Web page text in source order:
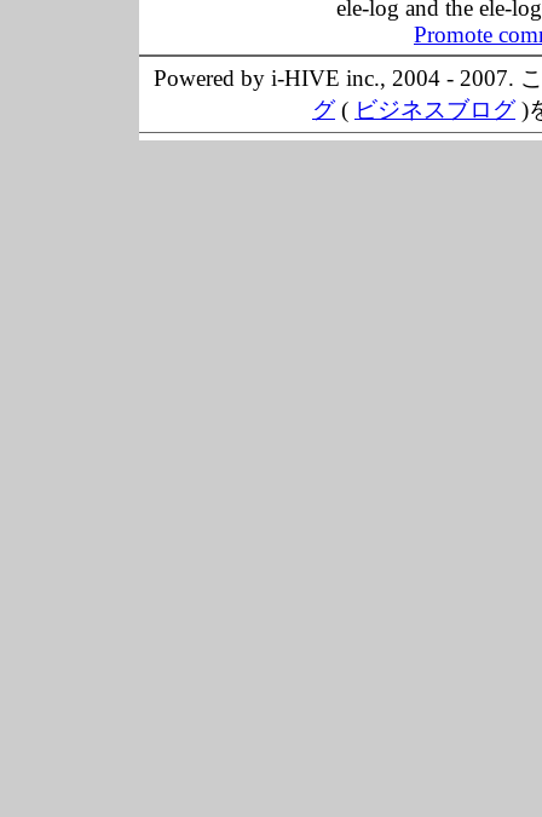
ele-log and the ele-
Promote
Powered by i-HIVE inc., 2004 - 2007.
グ( ビジネスブログ)